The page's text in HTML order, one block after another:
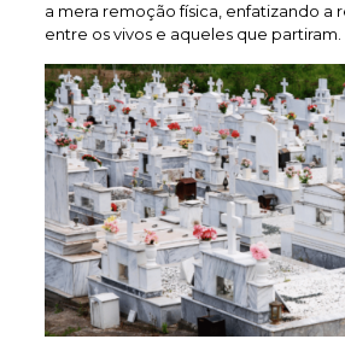
a mera remoção física, enfatizando a
entre os vivos e aqueles que partiram.